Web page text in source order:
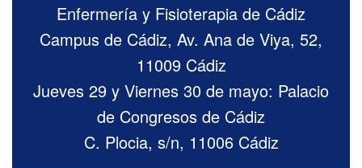
Enfermería y Fisioterapia de Cádiz
Campus de Cádiz, Av. Ana de Viya, 52,
11009 Cádiz
Jueves 29 y Viernes 30 de mayo: Palacio
de Congresos de Cádiz
C. Plocia, s/n, 11006 Cádiz